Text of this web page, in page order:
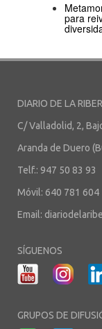
para
DIARIO DE LA
C/ Valladolid, 2,
Aranda de Duero
Telf.: 947 50 83 93
Móvil: 640 781 604
Email:
SÍGUENOS
GRUPOS DE